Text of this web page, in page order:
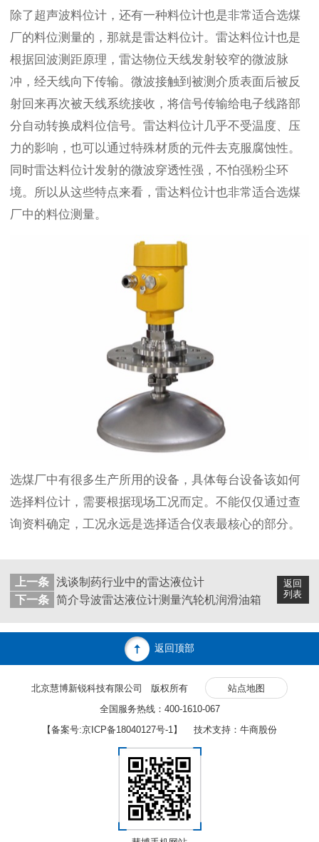
除了超声波料位计，还有一种料位计也是非常适合选煤
厂的料位测量的，那就是雷达料位计。雷达料位计也是
根据回波测距原理，雷达物位天线发射较窄的微波脉
冲，经天线向下传输。微波接触到被测介质表面后被反
射回来再次被天线系统接收，将信号传输给电子线路部
分自动转换成料位信号。雷达料位计几乎不受温度、压
力的影响，也可以通过特殊材质的元件去克服腐蚀性。
同时雷达料位计发射的微波穿透性强，不怕强粉尘环
境。所以从这些特点来看，雷达料位计也非常适合选煤
厂中的料位测量。
选煤厂中有很多生产所用的设备，具体每台设备该如何
选择料位计，需要根据现场工况而定。不能仅仅通过查
询资料确定，工况永远是选择适合仪表最核心的部分。
返回
列表
上一条 浅谈制药行业中的雷达液位计
下一条 简介导波雷达液位计测量汽轮机润滑油箱
返回顶部
北京慧博新锐科技有限公司 版权所有
站点地图
全国服务热线：400-1610-067
【备案号:京ICP备18040127号-1】 技术支持：牛商股份